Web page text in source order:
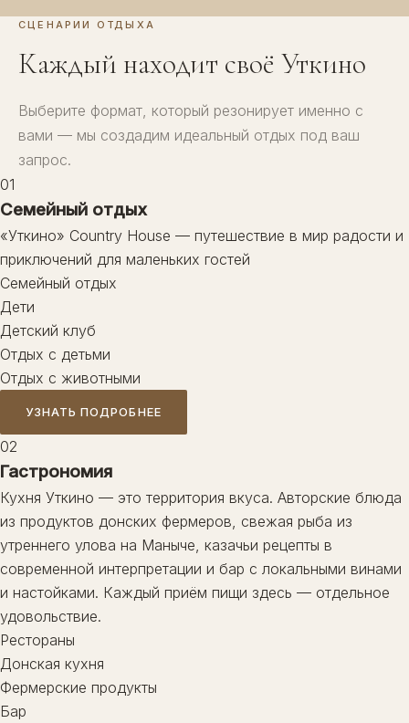
СЦЕНАРИИ ОТДЫХА
Каждый находит своё Уткино
Выберите формат, который резонирует именно с
вами — мы создадим идеальный отдых под ваш
запрос.
01
Семейный отдых
«Уткино» Country House — путешествие в мир радости и
приключений для маленьких гостей
Семейный отдых
Дети
Детский клуб
Отдых с детьми
Отдых с животными
УЗНАТЬ ПОДРОБНЕЕ
02
Гастрономия
Кухня Уткино — это территория вкуса. Авторские блюда
из продуктов донских фермеров, свежая рыба из
утреннего улова на Маныче, казачьи рецепты в
современной интерпретации и бар с локальными винами
и настойками. Каждый приём пищи здесь — отдельное
удовольствие.
Рестораны
Донская кухня
Фермерские продукты
Бар